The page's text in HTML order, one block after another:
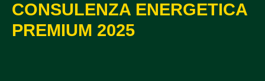
CONSULENZA ENERGETICA
PREMIUM 2025